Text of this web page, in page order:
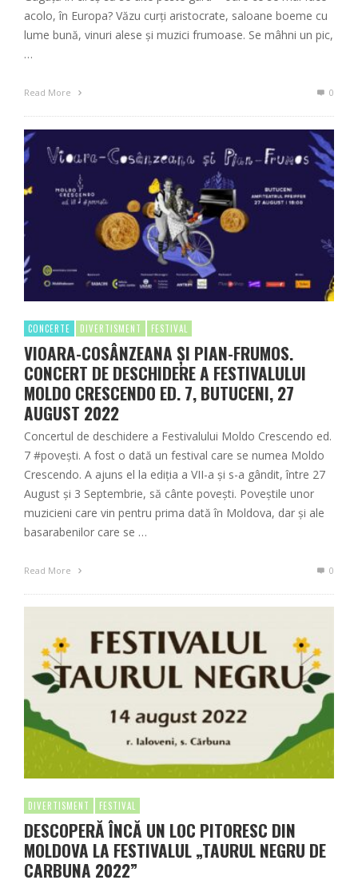
acolo, în Europa? Văzu curți aristocrate, saloane boeme cu
lume bună, vinuri alese și muzici frumoase. Se mâhni un pic,
…
Read More 0
CONCERTE DIVERTISMENT FESTIVAL
VIOARA-COSÂNZEANA ȘI PIAN-FRUMOS.
CONCERT DE DESCHIDERE A FESTIVALULUI
MOLDO CRESCENDO ED. 7, BUTUCENI, 27
AUGUST 2022
Concertul de deschidere a Festivalului Moldo Crescendo ed.
7 #povești. A fost o dată un festival care se numea Moldo
Crescendo. A ajuns el la ediția a VII-a și s-a gândit, între 27
August și 3 Septembrie, să cânte povești. Poveștile unor
muzicieni care vin pentru prima dată în Moldova, dar și ale
basarabenilor care se …
Read More 0
DIVERTISMENT FESTIVAL
DESCOPERĂ ÎNCĂ UN LOC PITORESC DIN
MOLDOVA LA FESTIVALUL „TAURUL NEGRU DE
CARBUNA 2022”